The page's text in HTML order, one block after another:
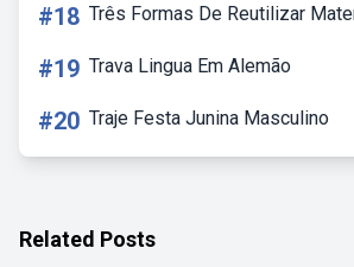
#18 Três Formas De Reutilizar
#19 Trava Lingua Em Alemão
#20 Traje Festa Junina Masculino
Related Posts